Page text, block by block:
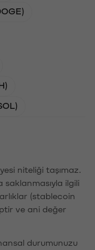
niteliği taşımaz.
saklanmasıyla ilgili
(stablecoin
ve ani değer
durumunuzu